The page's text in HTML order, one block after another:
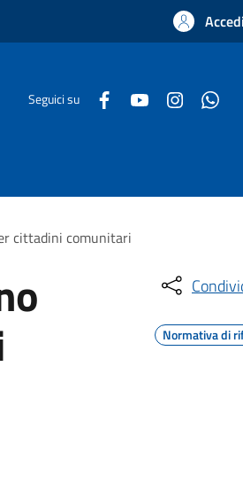
Seguici su
cittadini comunitari
Normativa di